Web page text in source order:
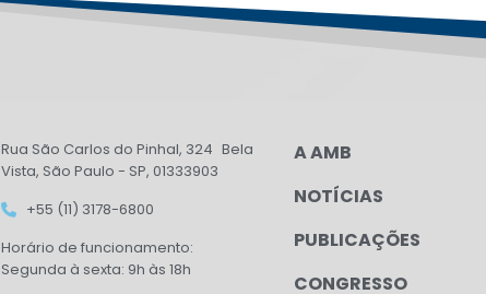
Rua São Carlos do Pinhal, 324 Bela
Vista, São Paulo - SP, 01333903
+55 (11) 3178-6800
Horário de funcionamento:
Segunda à sexta: 9h às 18h
A AMB
NOTÍCIAS
PUBLICAÇÕES
CONGRESSO